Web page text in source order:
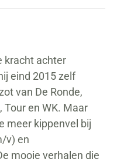
kracht achter
eind 2015 zelf
van De Ronde,
Tour en WK. Maar
meer kippenvel bij
v) en
mooie verhalen die